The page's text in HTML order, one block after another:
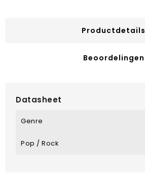
Productdetails
Beoordelingen
Datasheet
Genre
Pop / Rock